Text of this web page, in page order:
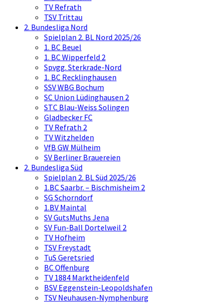
TV Refrath
TSV Trittau
2. Bundesliga Nord
Spielplan 2. BL Nord 2025/26
1. BC Beuel
1. BC Wipperfeld 2
Spvgg. Sterkrade-Nord
1. BC Recklinghausen
SSV WBG Bochum
SC Union Lüdinghausen 2
STC Blau-Weiss Solingen
Gladbecker FC
TV Refrath 2
TV Witzhelden
VfB GW Mülheim
SV Berliner Brauereien
2. Bundesliga Süd
Spielplan 2. BL Süd 2025/26
1.BC Saarbr. – Bischmisheim 2
SG Schorndorf
1.BV Maintal
SV GutsMuths Jena
SV Fun-Ball Dortelweil 2
TV Hofheim
TSV Freystadt
TuS Geretsried
BC Offenburg
TV 1884 Marktheidenfeld
BSV Eggenstein-Leopoldshafen
TSV Neuhausen-Nymphenburg